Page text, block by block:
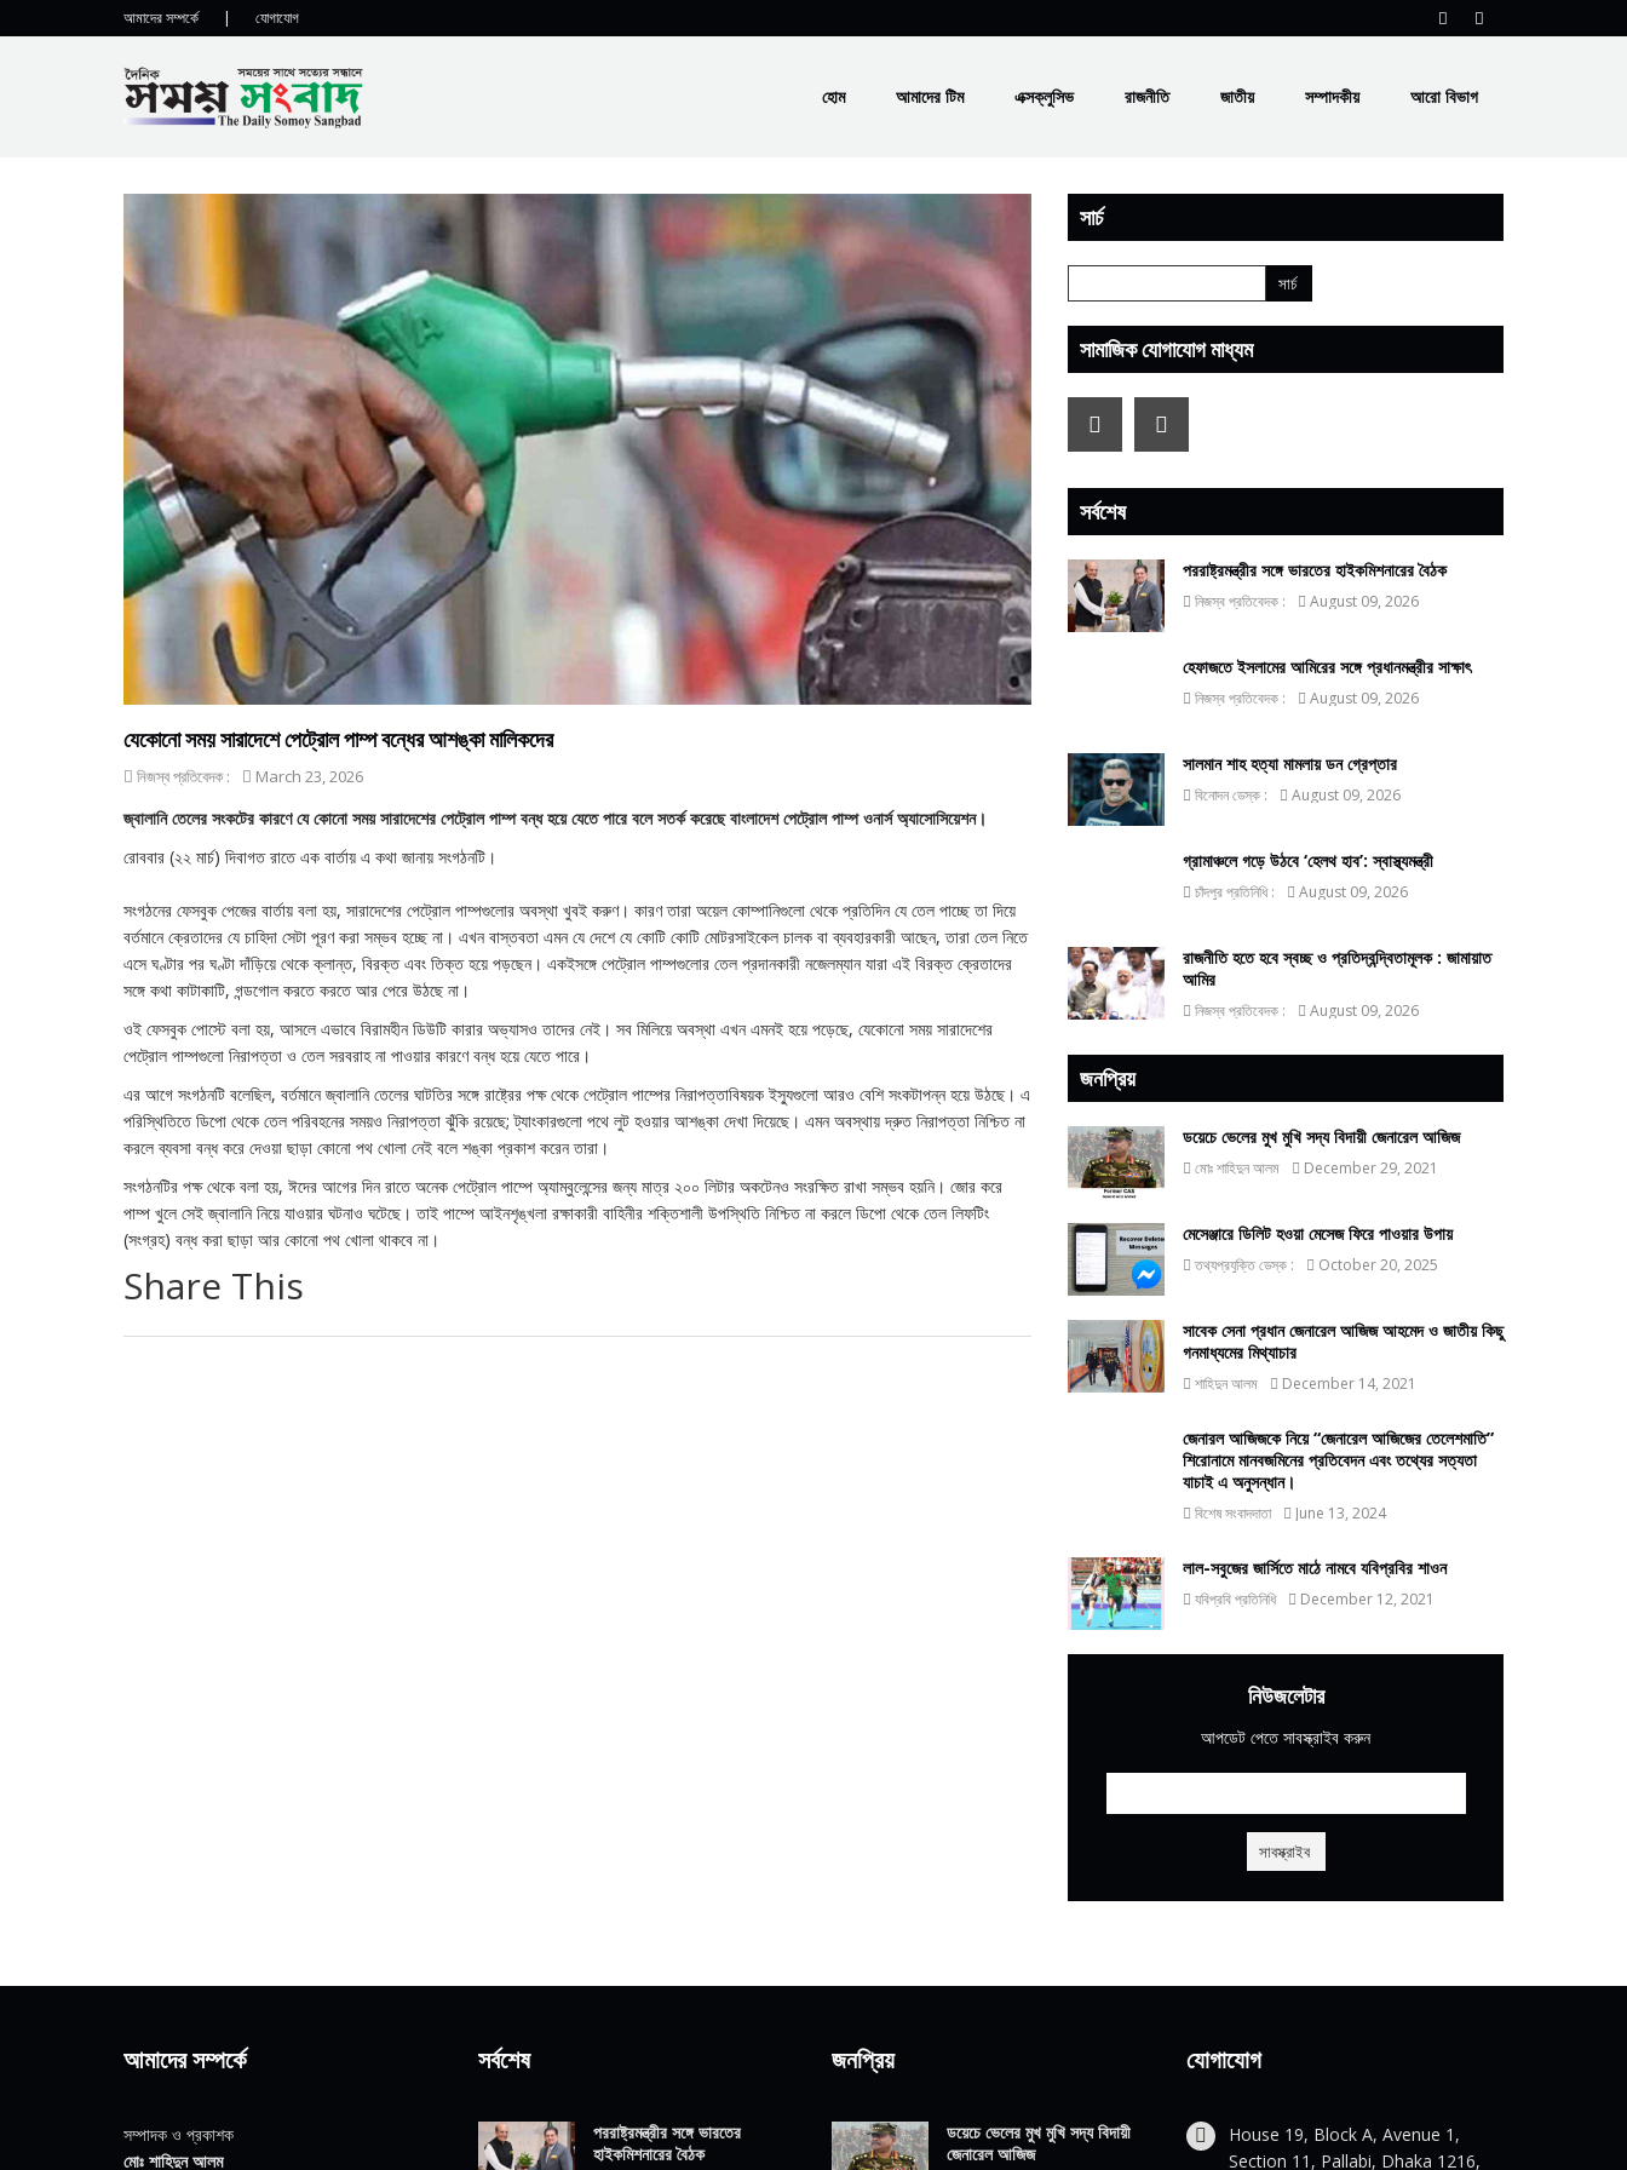
আমাদের সম্পর্কে | যোগাযোগ
হোম আমাদের টিম এক্সক্লুসিভ রাজনীতি জাতীয় সম্পাদকীয় আরো বিভাগ
যেকোনো সময় সারাদেশে পেট্রোল পাম্প বন্ধের আশঙ্কা মালিকদের
নিজস্ব প্রতিবেদক : March 23, 2026
জ্বালানি তেলের সংকটের কারণে যে কোনো সময় সারাদেশের পেট্রোল পাম্প বন্ধ হয়ে যেতে পারে বলে সতর্ক করেছে বাংলাদেশ পেট্রোল পাম্প ওনার্স অ্যাসোসিয়েশন।
রোববার (২২ মার্চ) দিবাগত রাতে এক বার্তায় এ কথা জানায় সংগঠনটি।
সংগঠনের ফেসবুক পেজের বার্তায় বলা হয়, সারাদেশের পেট্রোল পাম্পগুলোর অবস্থা খুবই করুণ। কারণ তারা অয়েল কোম্পানিগুলো থেকে প্রতিদিন যে তেল পাচ্ছে তা দিয়ে
বর্তমানে ক্রেতাদের যে চাহিদা সেটা পূরণ করা সম্ভব হচ্ছে না। এখন বাস্তবতা এমন যে দেশে যে কোটি কোটি মোটরসাইকেল চালক বা ব্যবহারকারী আছেন, তারা তেল নিতে
এসে ঘণ্টার পর ঘণ্টা দাঁড়িয়ে থেকে ক্লান্ত, বিরক্ত এবং তিক্ত হয়ে পড়ছেন। একইসঙ্গে পেট্রোল পাম্পগুলোর তেল প্রদানকারী নজেলম্যান যারা এই বিরক্ত ক্রেতাদের
সঙ্গে কথা কাটাকাটি, গন্ডগোল করতে করতে আর পেরে উঠছে না।
ওই ফেসবুক পোস্টে বলা হয়, আসলে এভাবে বিরামহীন ডিউটি কারার অভ্যাসও তাদের নেই। সব মিলিয়ে অবস্থা এখন এমনই হয়ে পড়েছে, যেকোনো সময় সারাদেশের
পেট্রোল পাম্পগুলো নিরাপত্তা ও তেল সরবরাহ না পাওয়ার কারণে বন্ধ হয়ে যেতে পারে।
এর আগে সংগঠনটি বলেছিল, বর্তমানে জ্বালানি তেলের ঘাটতির সঙ্গে রাষ্ট্রের পক্ষ থেকে পেট্রোল পাম্পের নিরাপত্তাবিষয়ক ইস্যুগুলো আরও বেশি সংকটাপন্ন হয়ে উঠছে। এ
পরিস্থিতিতে ডিপো থেকে তেল পরিবহনের সময়ও নিরাপত্তা ঝুঁকি রয়েছে; ট্যাংকারগুলো পথে লুট হওয়ার আশঙ্কা দেখা দিয়েছে। এমন অবস্থায় দ্রুত নিরাপত্তা নিশ্চিত না
করলে ব্যবসা বন্ধ করে দেওয়া ছাড়া কোনো পথ খোলা নেই বলে শঙ্কা প্রকাশ করেন তারা।
সংগঠনটির পক্ষ থেকে বলা হয়, ঈদের আগের দিন রাতে অনেক পেট্রোল পাম্পে অ্যাম্বুলেন্সের জন্য মাত্র ২০০ লিটার অকটেনও সংরক্ষিত রাখা সম্ভব হয়নি। জোর করে
পাম্প খুলে সেই জ্বালানি নিয়ে যাওয়ার ঘটনাও ঘটেছে। তাই পাম্পে আইনশৃঙ্খলা রক্ষাকারী বাহিনীর শক্তিশালী উপস্থিতি নিশ্চিত না করলে ডিপো থেকে তেল লিফটিং
(সংগ্রহ) বন্ধ করা ছাড়া আর কোনো পথ খোলা থাকবে না।
Share This
সার্চ
সামাজিক যোগাযোগ মাধ্যম
সর্বশেষ
পররাষ্ট্রমন্ত্রীর সঙ্গে ভারতের হাইকমিশনারের বৈঠক
নিজস্ব প্রতিবেদক : August 09, 2026
হেফাজতে ইসলামের আমিরের সঙ্গে প্রধানমন্ত্রীর সাক্ষাৎ
নিজস্ব প্রতিবেদক : August 09, 2026
সালমান শাহ হত্যা মামলায় ডন গ্রেপ্তার
বিনোদন ডেস্ক : August 09, 2026
গ্রামাঞ্চলে গড়ে উঠবে ‘হেলথ হাব’: স্বাস্থ্যমন্ত্রী
চাঁদপুর প্রতিনিধি : August 09, 2026
রাজনীতি হতে হবে স্বচ্ছ ও প্রতিদ্বন্দ্বিতামূলক : জামায়াত
আমির
নিজস্ব প্রতিবেদক : August 09, 2026
জনপ্রিয়
ডয়েচে ভেলের মুখ মুখি সদ্য বিদায়ী জেনারেল আজিজ
মোঃ শাহিদুন আলম December 29, 2021
মেসেঞ্জারে ডিলিট হওয়া মেসেজ ফিরে পাওয়ার উপায়
তথ্যপ্রযুক্তি ডেস্ক : October 20, 2025
সাবেক সেনা প্রধান জেনারেল আজিজ আহমেদ ও জাতীয় কিছু
গনমাধ্যমের মিথ্যাচার
শাহিদুন আলম December 14, 2021
জেনারল আজিজকে নিয়ে “জেনারেল আজিজের তেলেশমাতি”
শিরোনামে মানবজমিনের প্রতিবেদন এবং তথ্যের সত্যতা
যাচাই এ অনুসন্ধান।
বিশেষ সংবাদদাতা June 13, 2024
লাল-সবুজের জার্সিতে মাঠে নামবে যবিপ্রবির শাওন
যবিপ্রবি প্রতিনিধি December 12, 2021
নিউজলেটার
আপডেট পেতে সাবস্ক্রাইব করুন
আমাদের সম্পর্কে
সম্পাদক ও প্রকাশক
মোঃ শাহিদুন আলম
সর্বশেষ
পররাষ্ট্রমন্ত্রীর সঙ্গে ভারতের
হাইকমিশনারের বৈঠক
জনপ্রিয়
ডয়েচে ভেলের মুখ মুখি সদ্য বিদায়ী
জেনারেল আজিজ
যোগাযোগ
House 19, Block A, Avenue 1,
Section 11, Pallabi, Dhaka 1216,